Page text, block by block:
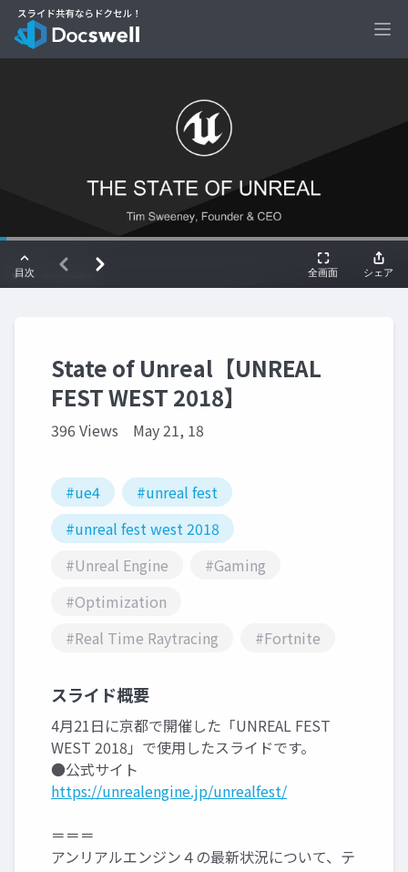
State of Unreal【UNREAL
FEST WEST 2018】
396 Views May 21, 18
#ue4
#unreal fest
#unreal fest west 2018
#Unreal Engine
#Gaming
#Optimization
#Real Time Raytracing
#Fortnite
スライド概要
4月21日に京都で開催した「UNREAL FEST
WEST 2018」で使用したスライドです。
●公式サイト
https://unrealengine.jp/unrealfest/
＝＝＝
アンリアルエンジン４の最新状況について、テ